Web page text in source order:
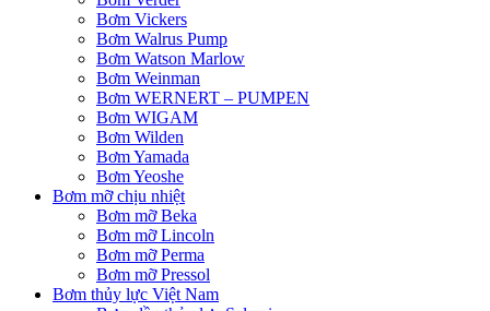
Bơm Vickers
Bơm Walrus Pump
Bơm Watson Marlow
Bơm Weinman
Bơm WERNERT – PUMPEN
Bơm WIGAM
Bơm Wilden
Bơm Yamada
Bơm Yeoshe
Bơm mỡ chịu nhiệt
Bơm mỡ Beka
Bơm mỡ Lincoln
Bơm mỡ Perma
Bơm mỡ Pressol
Bơm thủy lực Việt Nam